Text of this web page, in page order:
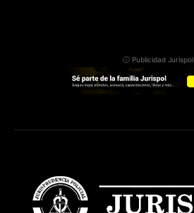
ⓘ Publicidad Jurispol